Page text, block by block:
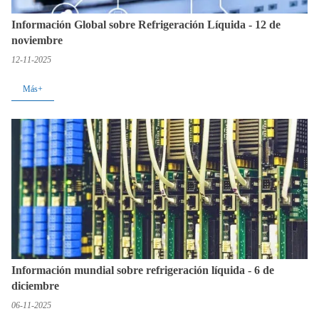
Información Global sobre Refrigeración Líquida - 12 de
noviembre
12-11-2025
Más+
Información mundial sobre refrigeración líquida - 6 de
diciembre
06-11-2025